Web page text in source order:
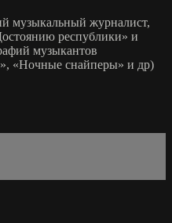
музыкальный журналист,
республики» и
музыкантов
«Ночные снайперы» и др)